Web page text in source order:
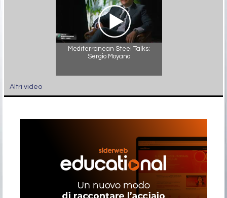
Mediterranean Steel Talks:
Sergio Moyano
Altri video